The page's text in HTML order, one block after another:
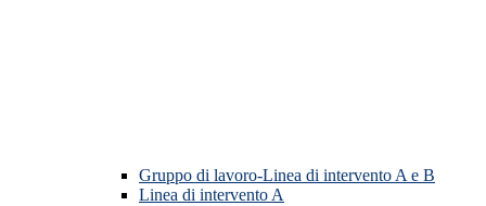
Gruppo di lavoro-Linea di intervento A e B
Linea di intervento A